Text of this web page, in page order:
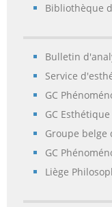
Bibliothèque
Bulletin
Service
GC
GC
Groupe belge
GC
Liège